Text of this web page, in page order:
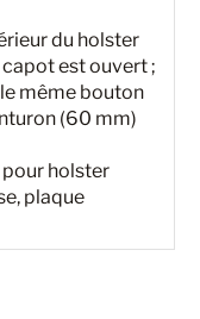
du holster
est ouvert ;
même bouton
(60 mm)
holster
plaque